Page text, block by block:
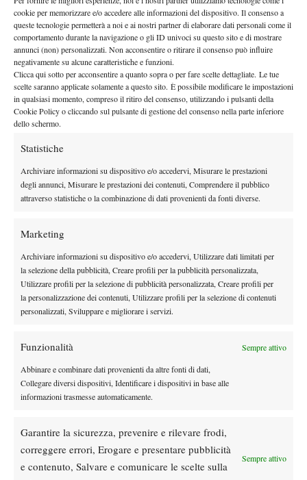
cookie per memorizzare e/o accedere alle informazioni del dispositivo. Il consenso a
queste tecnologie permetterà a noi e ai nostri partner di elaborare dati personali come il
comportamento durante la navigazione o gli ID univoci su questo sito e di mostrare
annunci (non) personalizzati. Non acconsentire o ritirare il consenso può influire
negativamente su alcune caratteristiche e funzioni.
Clicca qui sotto per acconsentire a quanto sopra o per fare scelte dettagliate. Le tue
scelte saranno applicate solamente a questo sito. È possibile modificare le impostazioni
in qualsiasi momento, compreso il ritiro del consenso, utilizzando i pulsanti della
Cookie Policy o cliccando sul pulsante di gestione del consenso nella parte inferiore
dello schermo.
Statistiche
Archiviare informazioni su dispositivo e/o accedervi, Misurare le prestazioni
degli annunci, Misurare le prestazioni dei contenuti, Comprendere il pubblico
attraverso statistiche o la combinazione di dati provenienti da fonti diverse.
Marketing
Archiviare informazioni su dispositivo e/o accedervi, Utilizzare dati limitati per
la selezione della pubblicità, Creare profili per la pubblicità personalizzata,
Utilizzare profili per la selezione di pubblicità personalizzata, Creare profili per
la personalizzazione dei contenuti, Utilizzare profili per la selezione di contenuti
personalizzati, Sviluppare e migliorare i servizi.
Funzionalità Sempre attivo
Abbinare e combinare dati provenienti da altre fonti di dati,
Collegare diversi dispositivi, Identificare i dispositivi in base alle
informazioni trasmesse automaticamente.
Garantire la sicurezza, prevenire e rilevare frodi,
correggere errori, Erogare e presentare pubblicità
e contenuto, Salvare e comunicare le scelte sulla
Sempre attivo
analizzare una partita su pochi punti”.
Consapevoli dei propri mezzi verso il cemento
Resta ottimo il torneo di Berrettini che, condizione fisica
permettendo, sa di poter dare filo da torcere ai migliori:
“Condizione fisica e mentale sono ottime e devono essere a un
livello buono. Ho giocato tanto in tre turni ed esco dal torneo
con la consapevolezza che quando sto così posso togliermi belle
soddisfazioni
percorso di avvicinamento allo Us Open :“Sono iscritto a
Gstaad e Kitzbuhel, che sono dei tornei dove ho bei ricordi.
programma è quello di andare lì e poi, a seconda di quello che
per il cemento americano. Ne parleremo con calma con il mio
team nei prossimi giorni per arrivare pronti allo Us Open”.
TAGGED:Primo Piano
DI TENDENZA
Atp News